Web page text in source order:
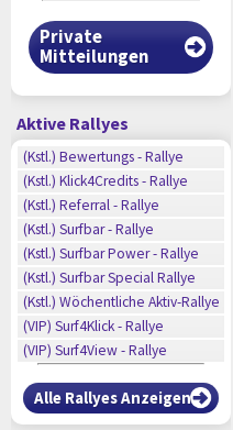
Private
Mitteilungen
Aktive Rallyes
(Kstl.) Bewertungs - Rallye
(Kstl.) Klick4Credits - Rallye
(Kstl.) Referral - Rallye
(Kstl.) Surfbar - Rallye
(Kstl.) Surfbar Power - Rallye
(Kstl.) Surfbar Special Rallye
(Kstl.) Wöchentliche Aktiv-Rallye
(VIP) Surf4Klick - Rallye
(VIP) Surf4View - Rallye
Alle Rallyes Anzeigen